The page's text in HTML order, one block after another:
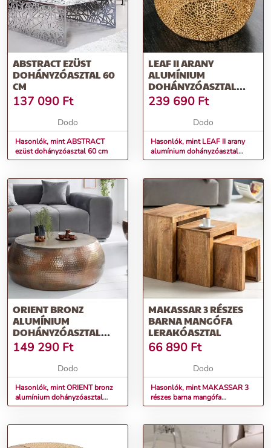
ABSTRACT EZÜST
DOHÁNYZÓASZTAL 60
CM
137 090 Ft
Dodo
Hasonlók, mint ABSTRACT
ezüst dohányzóasztal 60 cm
LEAF II ARANY
ALUMÍNIUM
DOHÁNYZÓASZTAL
80CM
239 690 Ft
Dodo
Hasonlók, mint LEAF II arany
alumínium dohányzóasztal
80cm
ORIENT BRONZ
ALUMÍNIUM
DOHÁNYZÓASZTAL
80CM
149 290 Ft
Dodo
Hasonlók, mint ORIENT bronz
alumínium dohányzóasztal
80cm
MAKASSAR 3 RÉSZES
BARNA MANGÓFA
LERAKÓASZTAL
66 890 Ft
Dodo
Hasonlók, mint MAKASSAR 3
részes barna mangófa
lerakóasztal